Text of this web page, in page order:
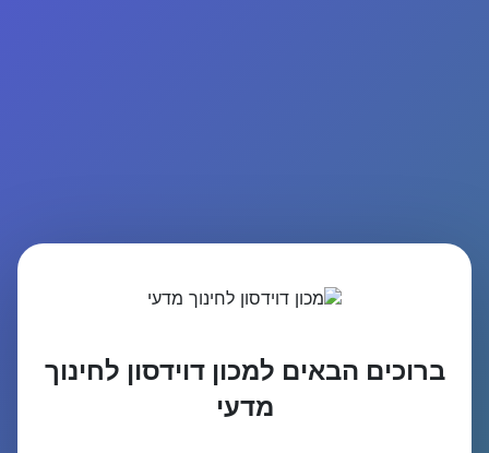
ברוכים הבאים למכון דוידסון לחינוך
מדעי